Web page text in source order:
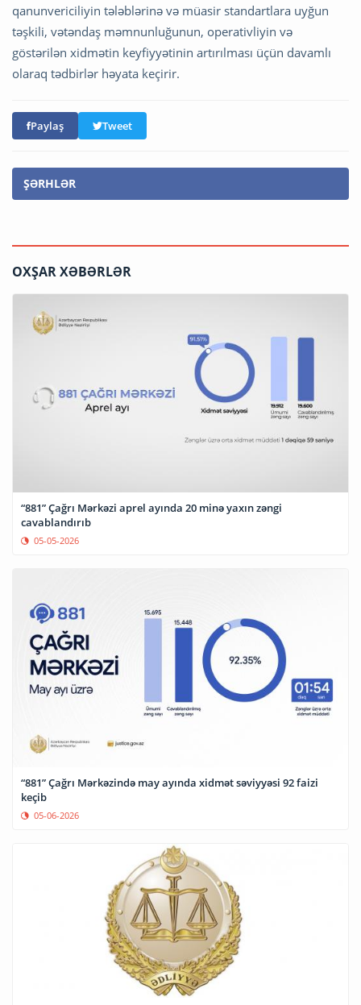
qanunvericiliyin tələblərinə və müasir standartlara uyğun
təşkili, vətəndaş məmnunluğunun, operativliyin və
göstərilən xidmətin keyfiyyətinin artırılması üçün davamlı
olaraq tədbirlər həyata keçirir.
Paylaş Tweet
ŞƏRHLƏR
OXŞAR XƏBƏRLƏR
“881” Çağrı Mərkəzi aprel ayında 20 minə yaxın zəngi
cavablandırıb
05-05-2026
“881” Çağrı Mərkəzində may ayında xidmət səviyyəsi 92 faizi
keçib
05-06-2026